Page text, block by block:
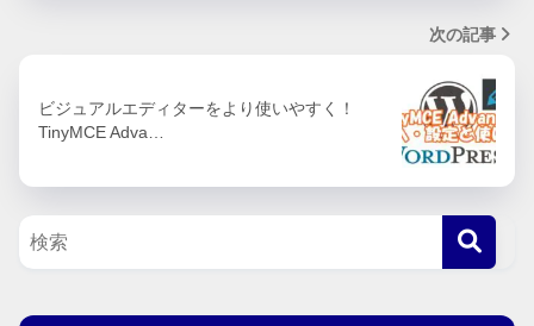
次の記事
ビジュアルエディターをより使いやすく！
TinyMCE Adva…